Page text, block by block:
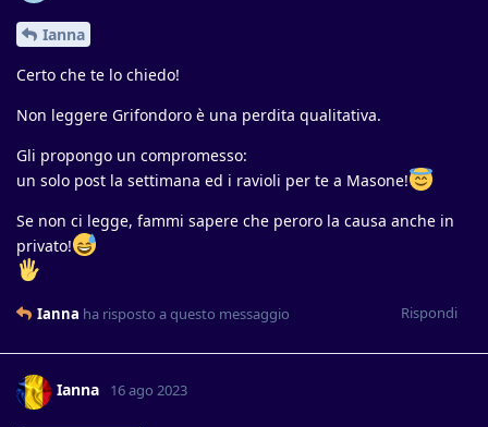
Ianna
Certo che te lo chiedo!
Non leggere Grifondoro è una perdita qualitativa.
Gli propongo un compromesso:
un solo post la settimana ed i ravioli per te a Masone!
Se non ci legge, fammi sapere che peroro la causa anche in
privato!
Rispondi
Ianna ha risposto a questo messaggio
Ianna 16 ago 2023